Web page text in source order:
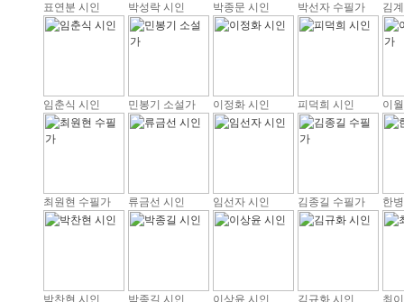
표연분 시인 박성락 시인 박종문 시인 박선자 수필가 김
임춘식 시인 민봉기 소설가 이정화 시인 피덕희 시인 이
최원현 수필가 류금선 시인 임선자 시인 김종길 수필가 한
박찬현 시인 박종길 시인 이상윤 시인 김규화 시인 최